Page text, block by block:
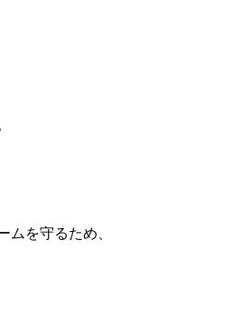
を守るため、